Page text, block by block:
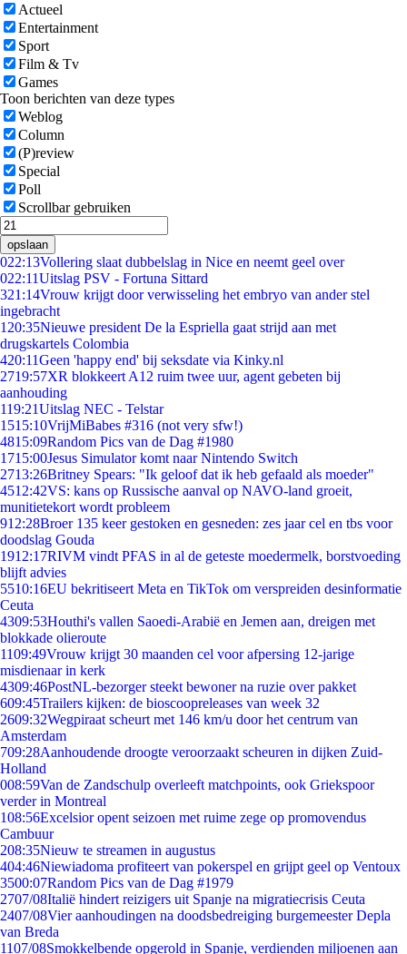
Actueel
Entertainment
Sport
Film & Tv
Games
Toon berichten van deze types
Weblog
Column
(P)review
Special
Poll
Scrollbar gebruiken
opslaan
022:13Vollering slaat dubbelslag in Nice en neemt geel over
022:11Uitslag PSV - Fortuna Sittard
321:14Vrouw krijgt door verwisseling het embryo van ander stel
ingebracht
1 20:35Nieuwe president De la Espriella gaat strijd aan met
drugskartels Colombia
420:11Geen 'happy end' bij seksdate via Kinky.nl
2719:57XR blokkeert A12 ruim twee uur, agent gebeten bij
aanhouding
119:21Uitslag NEC - Telstar
1515:10VrijMiBabes #316 (not very sfw!)
4815:09Random Pics van de Dag #1980
1715:00Jesus Simulator komt naar Nintendo Switch
2713:26Britney Spears: "Ik geloof dat ik heb gefaald als moeder"
4512:42VS: kans op Russische aanval op NAVO-land groeit,
munitietekort wordt probleem
912:28Broer 135 keer gestoken en gesneden: zes jaar cel en tbs voor
doodslag Gouda
1912:17RIVM vindt PFAS in al de geteste moedermelk, borstvoeding
blijft advies
5510:16EU bekritiseert Meta en TikTok om verspreiden desinformatie
Ceuta
4309:53Houthi's vallen Saoedi-Arabië en Jemen aan, dreigen met
blokkade olieroute
1109:49Vrouw krijgt 30 maanden cel voor afpersing 12-jarige
misdienaar in kerk
4309:46PostNL-bezorger steekt bewoner na ruzie over pakket
609:45Trailers kijken: de bioscoopreleases van week 32
2609:32Wegpiraat scheurt met 146 km/u door het centrum van
Amsterdam
709:28Aanhoudende droogte veroorzaakt scheuren in dijken Zuid-
Holland
008:59Van de Zandschulp overleeft matchpoints, ook Griekspoor
verder in Montreal
108:56Excelsior opent seizoen met ruime zege op promovendus
Cambuur
208:35Nieuw te streamen in augustus
404:46Niewiadoma profiteert van pokerspel en grijpt geel op Ventoux
3500:07Random Pics van de Dag #1979
2707/08Italië hindert reizigers uit Spanje na migratiecrisis Ceuta
2407/08Vier aanhoudingen na doodsbedreiging burgemeester Depla
van Breda
1107/08Smokkelbende opgerold in Spanje, verdienden miljoenen aan